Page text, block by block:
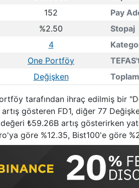
152 Pay
%2.50 Stopaj
4
One Portföy
Değişken
tarafından ihraç edilmiş bir
gösteren FD1, diğer 77
₺59.26B artış gösterirken
göre %12.35, Bist100'e göre